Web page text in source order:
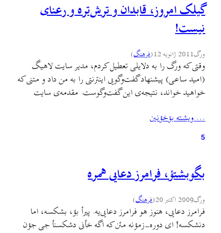
گیلک امروز، قابدان و ترش‌تره و رعنای
نیست!
ورگ2011 ژانویه 12 (فرهنگ)
وقتی که ورگ را به دلایلی تعطیل کردم، مدیر سایت لاهیگ
(امید ساعی) پیشنهاد گفت‌وگویی اینترنتی را به من داد و متنی که
خواهید خواند، نتیجه‌ی این گفت‌وگوست. مقدمه‌ی سایت
تمجید و تحویل گرفتن و از این حرف‌هاست و به همان متن
گفت‌وگو بسنده…
… ويشته بۊخؤنين
5
بگوبشتؤ، فرامرز دعایی همره
ورگ2009 اکتبر 20 (فرهنگ)
فرامرز دعایی، هنوز هو فرامرز دعایی‌یه. پیرأ بؤ، بشکسه، اما
دنشکسه! ای دوره-زمؤنه مئن که اگه خأنی دشکسنأ جی جؤن